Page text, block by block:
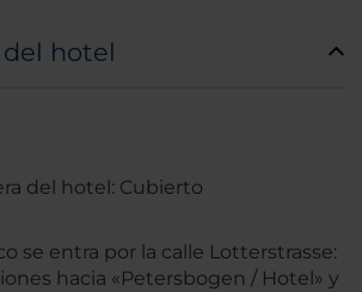
hotel
del hotel: Cubierto
se entra por la calle Lotterstrasse:
hacia «Petersbogen / Hotel» y